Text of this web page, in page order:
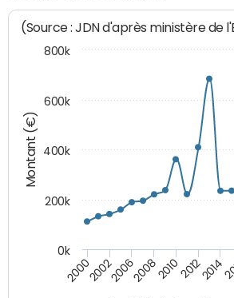
Montant (€)
(Source : JDN d'après ministère de
2000200220062008201020122014
0k
200k
400k
600k
800k